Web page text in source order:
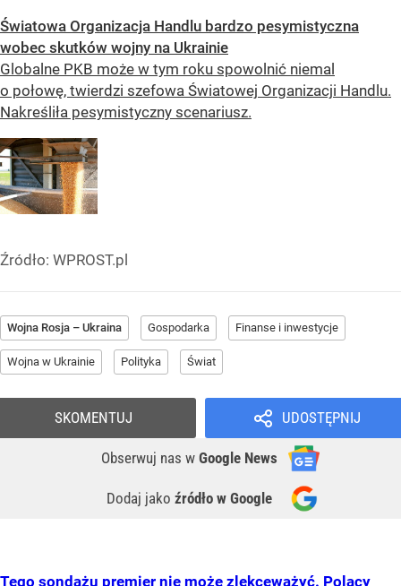
Światowa Organizacja Handlu bardzo pesymistyczna
wobec skutków wojny na Ukrainie
Globalne PKB może w tym roku spowolnić niemal
o połowę, twierdzi szefowa Światowej Organizacji Handlu.
Nakreśliła pesymistyczny scenariusz.
Źródło: WPROST.pl
Wojna Rosja – Ukraina Gospodarka Finanse i inwestycje
Wojna w Ukrainie Polityka Świat
UDOSTĘPNIJ
Obserwuj nas w Google News
Dodaj jako źródło w Google
SKOMENTUJ
Tego sondażu premier nie może zlekceważyć. Polacy